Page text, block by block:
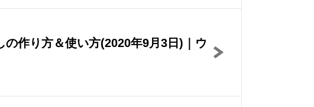
の作り方＆使い方(2020年9月3日)｜ウ